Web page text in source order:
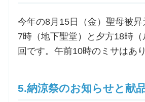
今年の8月15日（金）聖母被昇
7時（地下聖堂）と夕方18時
回です。午前10時のミサはあ
5.納涼祭のお知らせと献